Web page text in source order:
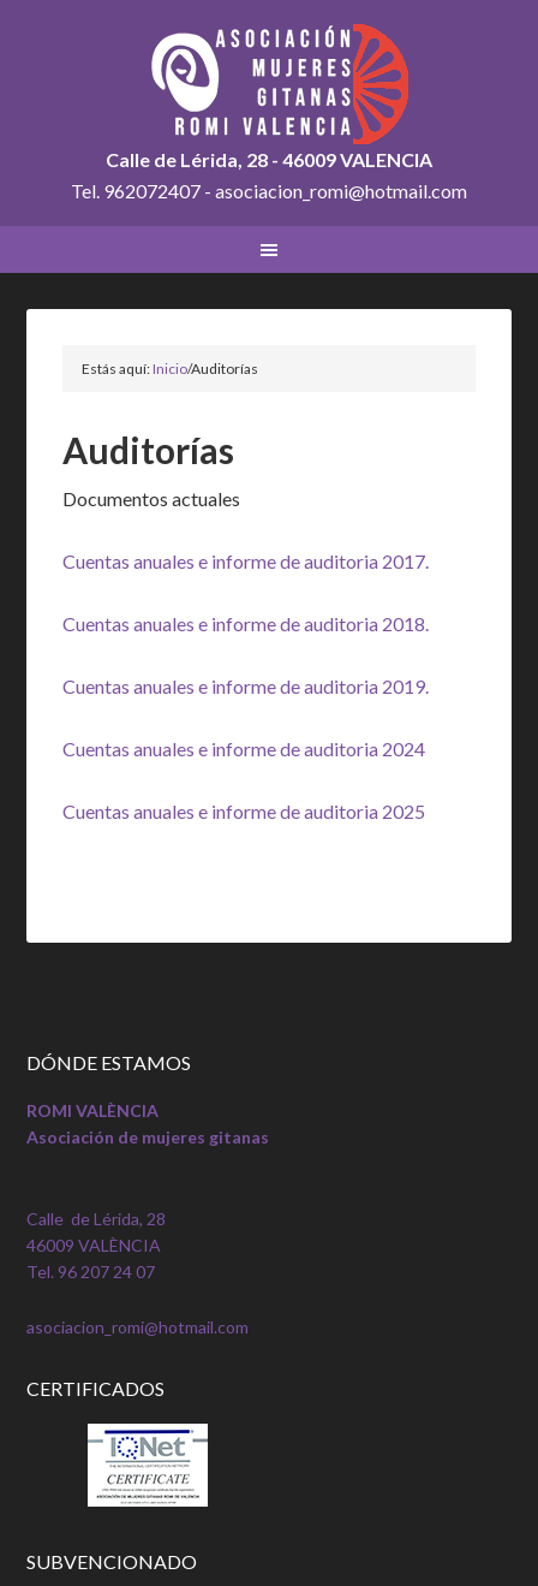
Calle de Lérida, 28 - 46009 VALENCIA
Tel. 962072407 - asociacion_romi@hotmail.com
Estás aquí:Inicio/Auditorías
Auditorías
Documentos actuales
Cuentas anuales e informe de auditoria 2017.
Cuentas anuales e informe de auditoria 2018.
Cuentas anuales e informe de auditoria 2019.
Cuentas anuales e informe de auditoria 2024
Cuentas anuales e informe de auditoria 2025
DÓNDE ESTAMOS
ROMI VALÈNCIA
Asociación de mujeres gitanas
Calle de Lérida, 28
46009 VALÈNCIA
Tel. 96 207 24 07
asociacion_romi@hotmail.com
CERTIFICADOS
SUBVENCIONADO